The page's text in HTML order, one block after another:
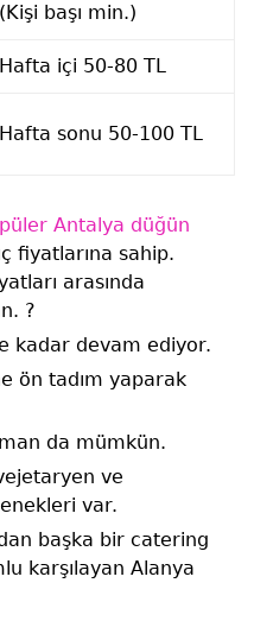
(Kişi başı min.)
Hafta içi 50-80 TL
Hafta sonu 50-100 TL
Antalya düğün
fiyatlarına sahip.
arasında
?
kadar devam ediyor.
ön tadım yaparak
da mümkün.
ve
var.
başka bir catering
karşılayan Alanya